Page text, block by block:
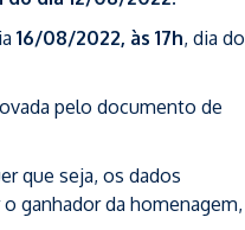
16/08/2022, às 17h, dia do
pelo documento de
que seja, os dados
ganhador da homenagem,